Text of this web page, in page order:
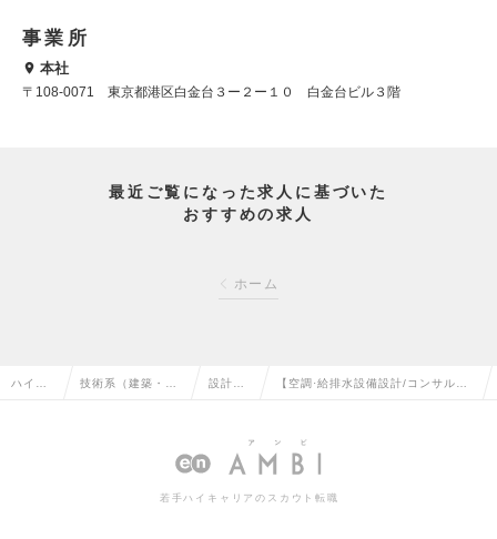
事業所
本社
〒108-0071 東京都港区白金台３ー２ー１０ 白金台ビル３階
最近ご覧になった求人に基づいた
おすすめの求人
ホーム
ハイク 技術系（建築・設 設計
備）の
【空調·給排水設備設計/コンサル】
休127日の求人情報
若手ハイキャリアのスカウト転職